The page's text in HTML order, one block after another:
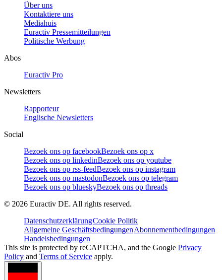
Über uns
Kontaktiere uns
Mediahuis
Euractiv Pressemitteilungen
Politische Werbung
Abos
Euractiv Pro
Newsletters
Rapporteur
Englische Newsletters
Social
Bezoek ons op facebookBezoek ons op x
Bezoek ons op linkedinBezoek ons op youtube
Bezoek ons op rss-feedBezoek ons op instagram
Bezoek ons op mastodonBezoek ons op telegram
Bezoek ons op blueskyBezoek ons op threads
© 2026 Euractiv DE. All rights reserved.
DatenschutzerklärungCookie Politik
Allgemeine GeschäftsbedingungenAbonnementbedingungen
Handelsbedingungen
This site is protected by reCAPTCHA, and the Google Privacy
Policy and Terms of Service apply.